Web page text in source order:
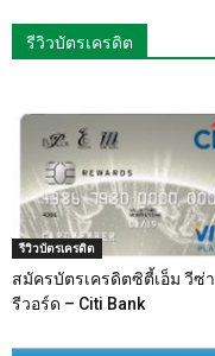
รีวิวบัตรเครดิต
รีวิวบัตรเครดิต
สมัครบัตรเครดิตซิตี้เอ็ม วีซ่า
รีวอร์ด – Citi Bank